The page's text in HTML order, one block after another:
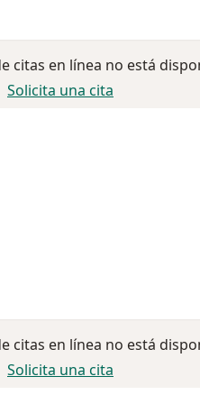
citas en línea no está
Solicita una cita
citas en línea no está
Solicita una cita